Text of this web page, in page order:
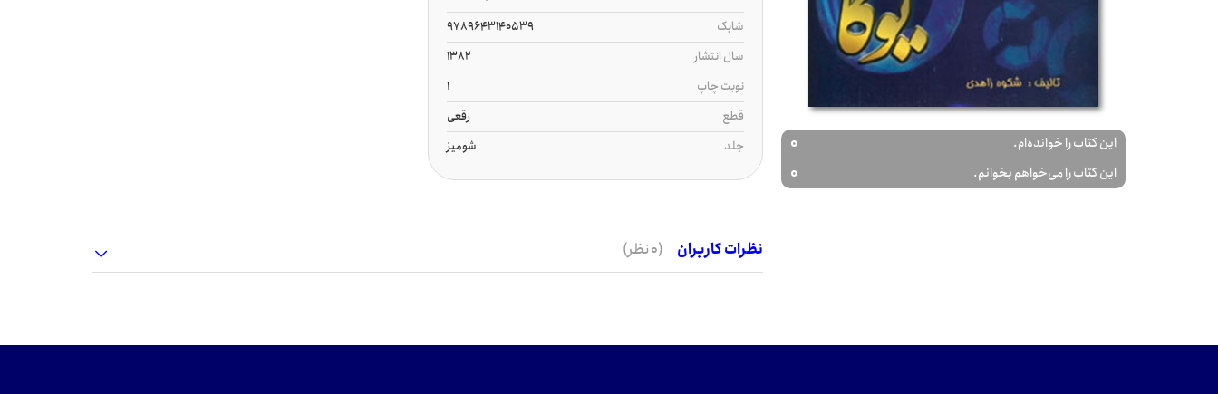
این کتاب را خوانده‌ام. 0
این کتاب را می‌خواهم بخوانم. 0
شابک
9789643140539
سال انتشار
1382
نوبت چاپ
1
قطع
رقعی
جلد
شومیز
نظرات کاربران (0 نظر)